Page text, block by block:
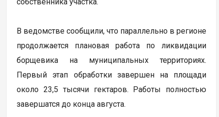
В ведомстве сообщили, что параллельно в регионе
продолжается плановая работа по ликвидации
борщевика на муниципальных территориях.
Первый этап обработки завершен на площади
около 23,5 тысячи гектаров. Работы полностью
завершатся до конца августа.